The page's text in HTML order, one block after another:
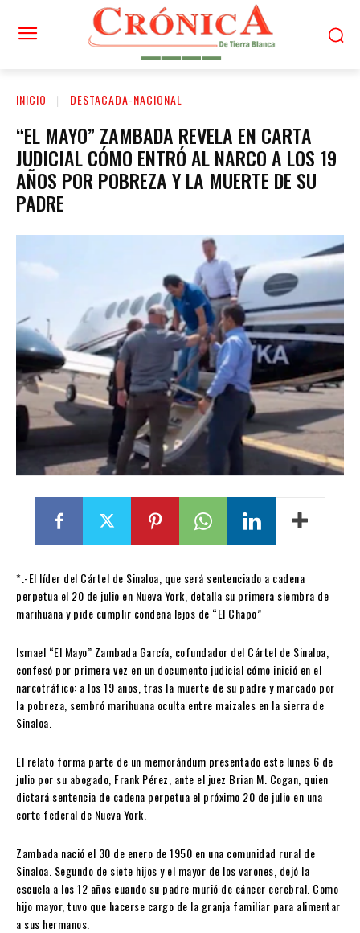
INICIO DESTACADA-NACIONAL
“EL MAYO” ZAMBADA REVELA EN CARTA
JUDICIAL CÓMO ENTRÓ AL NARCO A LOS 19
AÑOS POR POBREZA Y LA MUERTE DE SU
PADRE
*.-El líder del Cártel de Sinaloa, que será sentenciado a cadena
perpetua el 20 de julio en Nueva York, detalla su primera siembra de
marihuana y pide cumplir condena lejos de “El Chapo”
Ismael “El Mayo” Zambada García, cofundador del Cártel de Sinaloa,
confesó por primera vez en un documento judicial cómo inició en el
narcotráfico: a los 19 años, tras la muerte de su padre y marcado por
la pobreza, sembró marihuana oculta entre maizales en la sierra de
Sinaloa.
El relato forma parte de un memorándum presentado este lunes 6 de
julio por su abogado, Frank Pérez, ante el juez Brian M. Cogan, quien
dictará sentencia de cadena perpetua el próximo 20 de julio en una
corte federal de Nueva York.
Zambada nació el 30 de enero de 1950 en una comunidad rural de
Sinaloa. Segundo de siete hijos y el mayor de los varones, dejó la
escuela a los 12 años cuando su padre murió de cáncer cerebral. Como
hijo mayor, tuvo que hacerse cargo de la granja familiar para alimentar
a sus hermanos.